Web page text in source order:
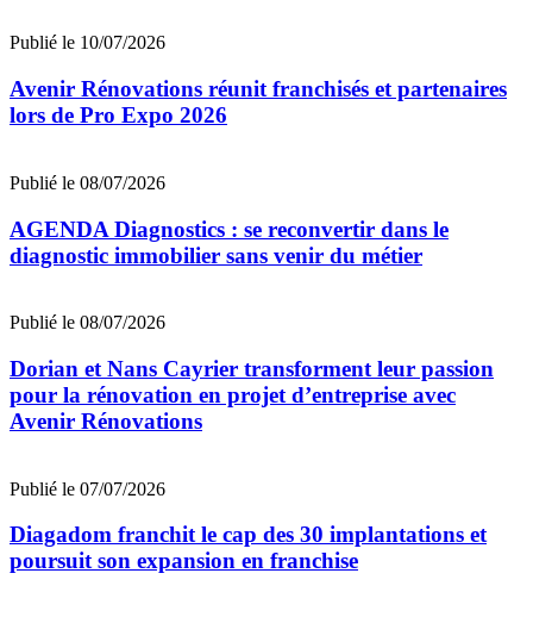
Publié le 10/07/2026
Avenir Rénovations réunit franchisés et partenaires
lors de Pro Expo 2026
Publié le 08/07/2026
AGENDA Diagnostics : se reconvertir dans le
diagnostic immobilier sans venir du métier
Publié le 08/07/2026
Dorian et Nans Cayrier transforment leur passion
pour la rénovation en projet d’entreprise avec
Avenir Rénovations
Publié le 07/07/2026
Diagadom franchit le cap des 30 implantations et
poursuit son expansion en franchise